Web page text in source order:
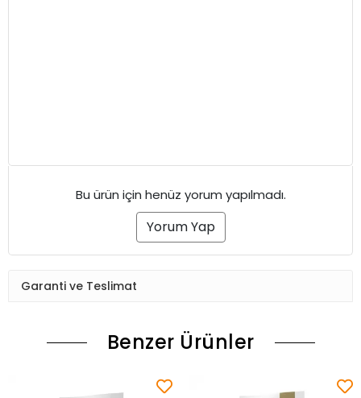
Bu ürün için henüz yorum yapılmadı.
Yorum Yap
Garanti ve Teslimat
Benzer Ürünler